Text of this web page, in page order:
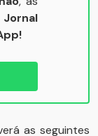
Jornal
as seguintes